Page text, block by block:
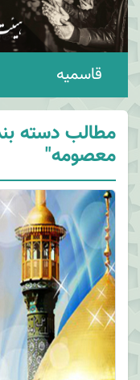
قاسمیه
مطالب دسته
معصومه"